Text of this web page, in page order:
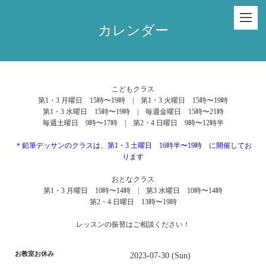
カレンダー
こどもクラス
第1・3 月曜日 15時〜19時 | 第1・3 火曜日 15時〜19時
第1・3 水曜日 15時〜19時 | 毎週金曜日 15時〜21時
毎週土曜日 9時〜17時 | 第2・4 日曜日 9時〜12時半
＊鉛筆デッサンのクラスは、第1・3 土曜日 16時半〜19時 に開催してお
ります
おとなクラス
第1・3 月曜日 10時〜14時 | 第3 水曜日 10時〜14時
第2・4 日曜日 13時〜19時
レッスンの振替はご相談ください！
お教室お休み 2023-07-30 (Sun)